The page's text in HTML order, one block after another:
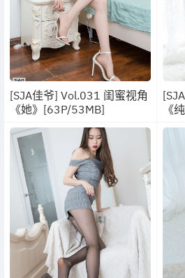
[SJA佳爷] Vol.031 闺蜜视角
《她》[63P/53MB]
《